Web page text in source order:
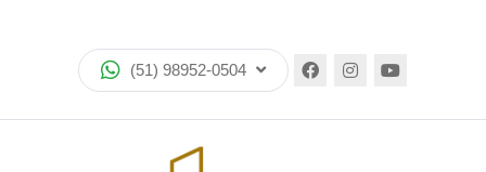
(51) 98952-0504
Imóveis